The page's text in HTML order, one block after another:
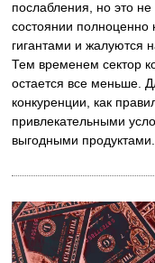
послабления, но это
состоянии полноценно
гигантами и жалуются
Тем временем сектор
остается все меньше.
конкуренции, как
привлекательными
выгодными продуктами.